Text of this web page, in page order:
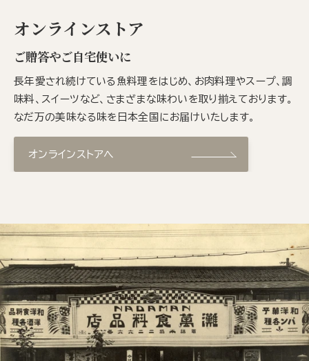
オンラインストア
ご贈答やご自宅使いに
長年愛され続けている魚料理をはじめ、お肉料理やスープ、調
味料、スイーツなど、さまざまな味わいを取り揃えております。
なだ万の美味なる味を日本全国にお届けいたします。
オンラインストアへ